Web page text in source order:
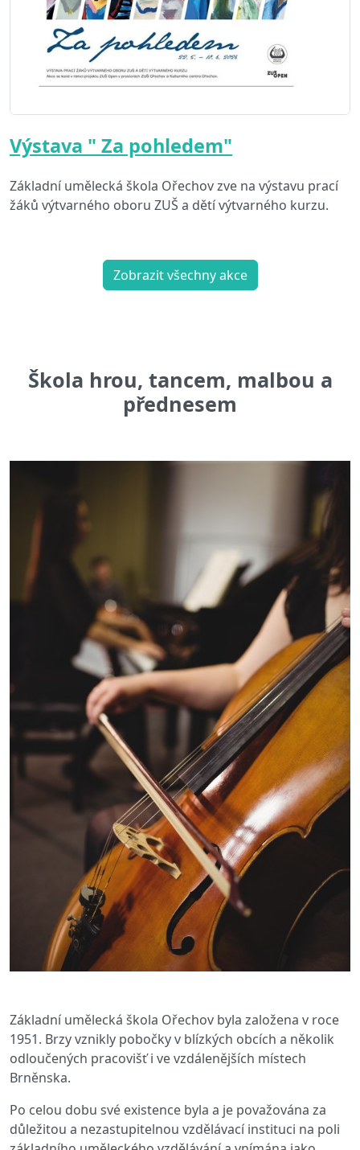
Výstava " Za pohledem"
Základní umělecká škola Ořechov zve na výstavu prací
žáků výtvarného oboru ZUŠ a dětí výtvarného kurzu.
Zobrazit všechny akce
Škola hrou, tancem, malbou a
přednesem
Základní umělecká škola Ořechov byla založena v roce
1951. Brzy vznikly pobočky v blízkých obcích a několik
odloučených pracovišť i ve vzdálenějších místech
Brněnska.
Po celou dobu své existence byla a je považována za
důležitou a nezastupitelnou vzdělávací instituci na poli